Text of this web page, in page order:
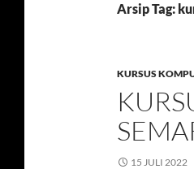
Arsip Tag:
KURSUS
15 JULI 2022